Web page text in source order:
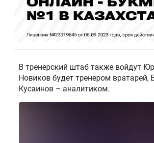
В тренерский штаб также войдут
Новиков будет тренером вратарей,
Кусаинов – аналитиком.